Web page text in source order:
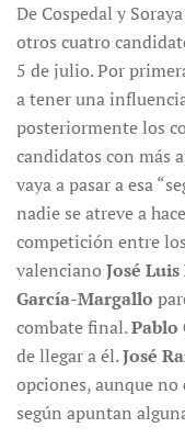
De Cospedal y
otros cuatro
5 de julio. Por
a tener una
posteriormente los
candidatos con más
vaya a pasar a esa
nadie se atreve a
competición entre
valenciano José Luis
García-Margallo
combate final.Pablo
de llegar a él.José
opciones, aunque no
según apuntan